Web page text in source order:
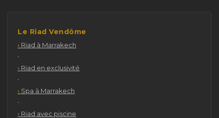
Le Riad Vendôme
Riad à Marrakech
·
Riad en exclusivité
·
Spa à Marrakech
·
Riad avec piscine